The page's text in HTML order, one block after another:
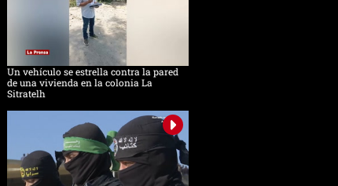
Un vehículo se estrella contra la pared
de una vivienda en la colonia La
Sitratelh